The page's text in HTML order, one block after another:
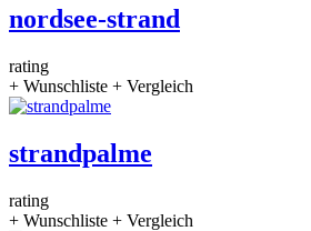
nordsee-strand
rating
+ Wunschliste + Vergleich
strandpalme
rating
+ Wunschliste + Vergleich